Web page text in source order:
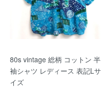
80s vintage 総柄 コットン 半
袖シャツ レディース 表記Lサ
イズ